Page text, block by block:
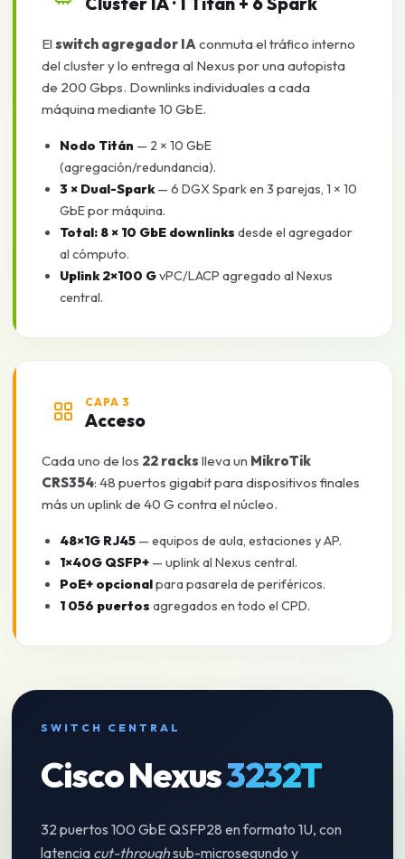
Elswitch agregador IAconmuta el tráfico interno
del cluster y lo entrega al Nexus por una autopista
de 200 Gbps. Downlinks individuales a cada
máquina mediante 10 GbE.
Nodo Titán — 2 × 10 GbE
(agregación/redundancia).
3 × Dual-Spark— 6 DGX Spark en 3 parejas, 1 × 10
GbE por máquina.
Total: 8 × 10 GbE downlinks desde el agregador
al cómputo.
Uplink 2×100 GvPC/LACP agregado al Nexus
central.
CAPA 3
Acceso
Cada uno de los 22 racks lleva un MikroTik
CRS354: 48 puertos gigabit para dispositivos finales
más un uplink de 40 G contra el núcleo.
48×1G RJ45— equipos de aula, estaciones y AP.
1×40G QSFP+— uplink al Nexus central.
PoE+ opcionalpara pasarela de periféricos.
1 056 puertos agregados en todo el CPD.
SWITCH CENTRAL
Cisco Nexus3232T
32 puertos 100 GbE QSFP28 en formato 1U, con
latencia cut-throughsub-microsegundo y